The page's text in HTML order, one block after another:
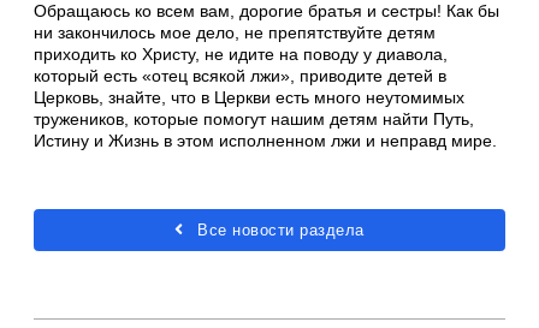
Обращаюсь ко всем вам, дорогие братья и сестры! Как бы
ни закончилось мое дело, не препятствуйте детям
приходить ко Христу, не идите на поводу у диавола,
который есть «отец всякой лжи», приводите детей в
Церковь, знайте, что в Церкви есть много неутомимых
тружеников, которые помогут нашим детям найти Путь,
Истину и Жизнь в этом исполненном лжи и неправд мире.
Все новости раздела